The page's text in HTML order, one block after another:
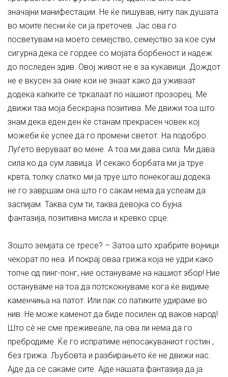
значајни манифестации. Не ќе пишував, ниту пак душата
во моите песни ќе си ја преточев. Јас ова го
посветувам на моето семејство, семејство за кое сум
сигурна дека се гордее со мојата борбеност и надеж
до последен здив. Овој живот не е за кукавици. Дождот
не е вкусен за оние кои не знаат како да уживаат
додека капките се тркалаат по нашиот прозорец. Ме
движи таа моја бескрајна позитива. Ме движи тоа што
знам дека еден ден ќе станам прекрасен човек кој
можеби ќе успее да го промени светот. На подобро.
Луѓето веруваат во мене. А тоа ми дава сила. Ми дава
сила ко да сум лавица. И секако борбата ми ја труе
крвта, толку слатко ми ја труе што понекогаш додека
не го завршам она што го сакам нема да успеам да
заспијам. Таква сум ти, таква девојка со бујна
фантазија, позитивна мисла и кревко срце.
Зошто земјата се тресе? – Затоа што храбрите војници
чекорат по неа. И покрај оваа грижа која не удри како
топче од пинг-понг, ние остануваме на нашиот збор! Ние
остануваме на тоа да потскокнуваме кога ќе видиме
каменчиња на патот. Или пак со патиките удираме во
нив. Не може каменот да биде посилен од ваков народ!
Што сè не сме преживеале, па ова ли нема да го
пребродиме. Ќе го испратиме непосакуваниот гостин ,
без грижа. Љубовта и разбирањето ќе не движи нас.
Ајде да се сакаме сите. Ајде нашата фантазија да ја